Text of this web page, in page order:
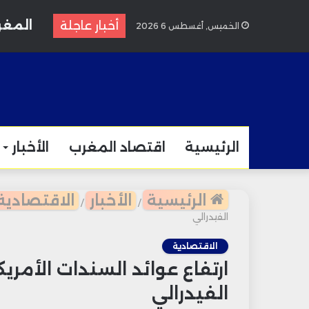
الخميس, أغسطس 6 2026 أخبار عاجلة المغرب في
الرئيسية اقتصاد المغرب الأخبار
الرئيسية / الأخبار /
الفيدرالي
الاقتصادية
ارتفاع عوائد السندات
الفيدرالي